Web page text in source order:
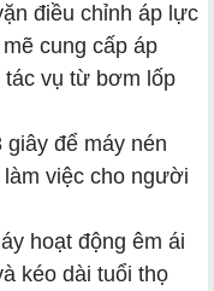
điều chỉnh áp lực
cung cấp áp
tác vụ từ bơm lốp
để máy nén
việc cho người
hoạt động êm ái
kéo dài tuổi thọ